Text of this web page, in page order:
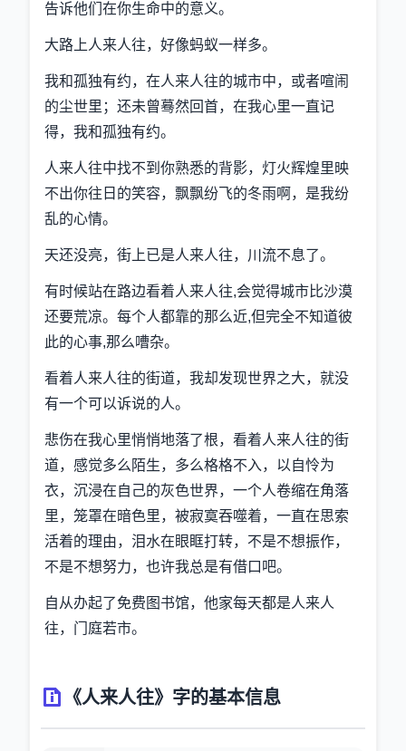
告诉他们在你生命中的意义。
大路上人来人往，好像蚂蚁一样多。
我和孤独有约，在人来人往的城市中，或者喧闹
的尘世里；还未曾蓦然回首，在我心里一直记
得，我和孤独有约。
人来人往中找不到你熟悉的背影，灯火辉煌里映
不出你往日的笑容，飘飘纷飞的冬雨啊，是我纷
乱的心情。
天还没亮，街上已是人来人往，川流不息了。
有时候站在路边看着人来人往,会觉得城市比沙漠
还要荒凉。每个人都靠的那么近,但完全不知道彼
此的心事,那么嘈杂。
看着人来人往的街道，我却发现世界之大，就没
有一个可以诉说的人。
悲伤在我心里悄悄地落了根，看着人来人往的街
道，感觉多么陌生，多么格格不入，以自怜为
衣，沉浸在自己的灰色世界，一个人卷缩在角落
里，笼罩在暗色里，被寂寞吞噬着，一直在思索
活着的理由，泪水在眼眶打转，不是不想振作，
不是不想努力，也许我总是有借口吧。
自从办起了免费图书馆，他家每天都是人来人
往，门庭若市。
《人来人往》字的基本信息